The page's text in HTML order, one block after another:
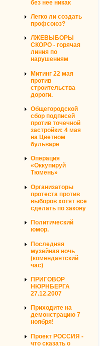
без нее никак
Легко ли создать
профсоюз?
ЛЖЕВЫБОРЫ
СКОРО - горячая
линия по
нарушениям
Митинг 22 мая
против
строительства
дороги.
Общегородской
сбор подписей
против точечной
застройки: 4 мая
на Цветном
бульваре
Операция
«Оккупируй
Тюмень»
Организаторы
протеста против
выборов хотят все
сделать по закону
Политический
юмор.
Последняя
музейная ночь
(комендантский
час)
ПРИГОВОР
НЮРНБЕРГА
27.12.2007
Приходите на
демонстрацию 7
ноября!
Проект РОССИЯ -
что сказать о